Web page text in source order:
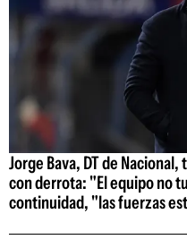
Jorge Bava, DT de
con derrota: "El equipo no
continuidad, "las fuerzas